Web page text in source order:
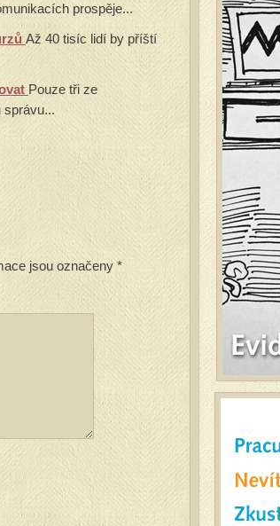
prospěje...
Až 40 tisíc lidí by příští
Pouze tři ze
jsou označeny *